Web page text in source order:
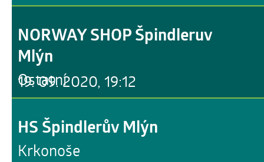
19. 09. 2020, 19:12
NORWAY SHOP Špindleruv
Mlýn
Ostatní
HS Špindlerův Mlýn
Krkonoše